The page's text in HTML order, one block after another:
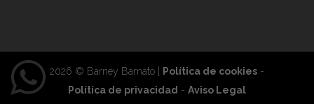
2026 © Barney Barnato | Política de cookies-
Política de privacidad - Aviso Legal